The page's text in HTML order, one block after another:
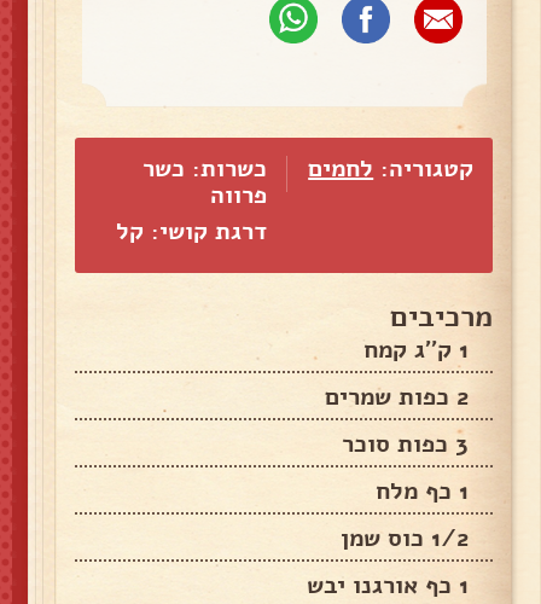
קטגוריה: לחמים
כשרות: כשר
פרווה
דרגת קושי: קל
מרכיבים
1 ק''ג קמח
2 כפות שמרים
3 כפות סוכר
1 כף מלח
1/2 כוס שמן
1 כף אורגנו יבש